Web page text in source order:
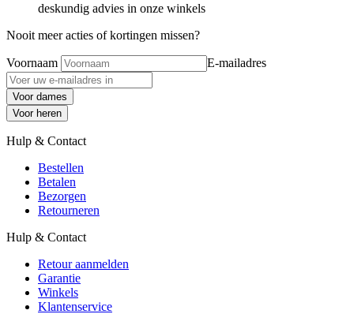
deskundig advies in onze winkels
Nooit meer acties of kortingen missen?
Voornaam E-mailadres
Voor dames
Voor heren
Hulp & Contact
Bestellen
Betalen
Bezorgen
Retourneren
Hulp & Contact
Retour aanmelden
Garantie
Winkels
Klantenservice